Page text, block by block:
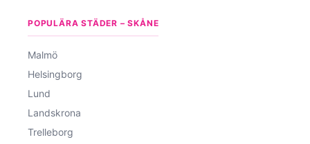
POPULÄRA STÄDER – SKÅNE
Malmö
Helsingborg
Lund
Landskrona
Trelleborg